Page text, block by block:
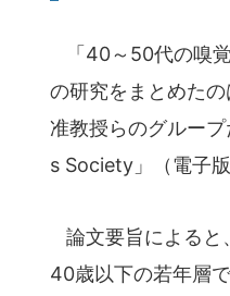
「40～50代の嗅
の研究をまとめた
准教授らのグルー
s Society」（電子
論文要旨によると
40歳以下の若年層